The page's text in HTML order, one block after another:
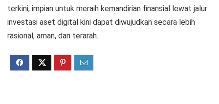
terkini, impian untuk meraih kemandirian finansial lewat jalur
investasi aset digital kini dapat diwujudkan secara lebih
rasional, aman, dan terarah.